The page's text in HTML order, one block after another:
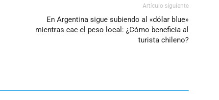
Artículo siguiente
En Argentina sigue subiendo al «dólar blue»
mientras cae el peso local: ¿Cómo beneficia al
turista chileno?